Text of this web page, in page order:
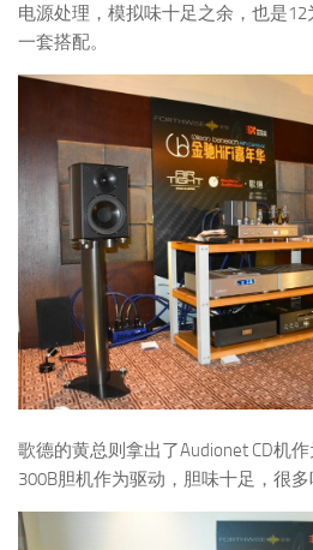
电源处理，模拟味十足之余，也是
一套搭配。
歌德的黄总则拿出了Audionet CD机
300B胆机作为驱动，胆味十足，很多